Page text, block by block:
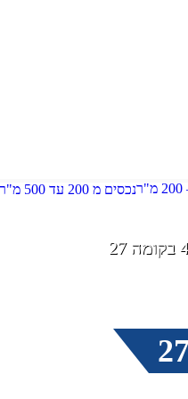
נכסים מ 200 עד 500 מ"ר